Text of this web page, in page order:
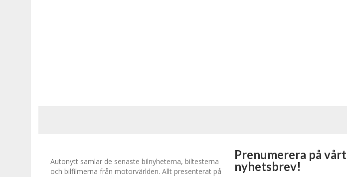
Autonytt samlar de senaste bilnyheterna, biltesterna
och bilfilmerna från motorvärlden. Allt presenterat på
Prenumerera på vårt
nyhetsbrev!